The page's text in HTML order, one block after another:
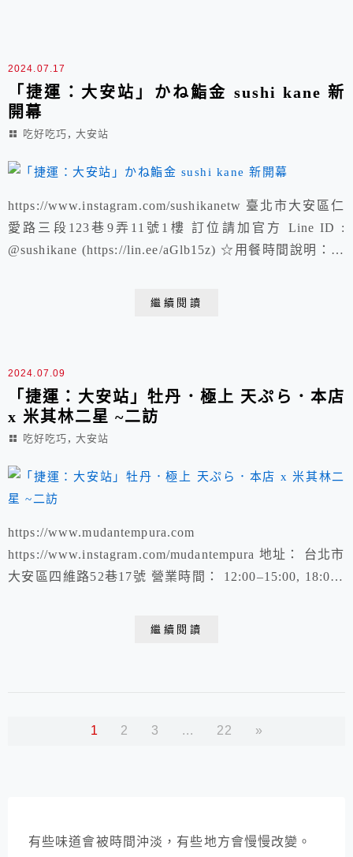
2024.07.17
「捷運：大安站」かね鮨金 sushi kane 新
開幕
吃好吃巧 , 大安站
https://www.instagram.com/sushikanetw 臺北市大安區仁
愛路三段123巷9弄11號1樓 訂位請加官方 Line ID :
@sushikane (https://lin.ee/aGlb15z) ☆用餐時間說明：午
繼續閱讀
2024.07.09
「捷運：大安站」牡丹．極上 天ぷら．本店
x 米其林二星 ~二訪
吃好吃巧 , 大安站
https://www.mudantempura.com
https://www.instagram.com/mudantempura 地址： 台北市
大安區四維路52巷17號 營業時間： 12:00–15:00, 18:00–
繼續閱讀
1 2 3 ... 22 »
有些味道會被時間沖淡，有些地方會慢慢改變。